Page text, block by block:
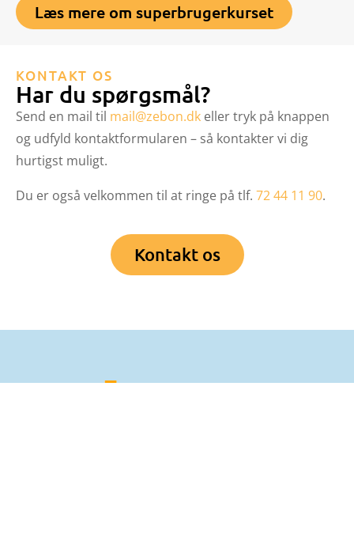
Læs mere om superbrugerkurset
KONTAKT OS
Har du spørgsmål?
Send en mail til mail@zebon.dk eller tryk på knappen
og udfyld kontaktformularen – så kontakter vi dig
hurtigst muligt.
Du er også velkommen til at ringe på tlf. 72 44 11 90.
Kontakt os